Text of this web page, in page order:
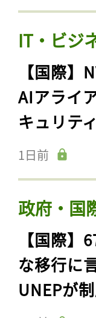
IT・ビジ
【国際
AIアライ
キュリテ
1日前
政府・国
【国際
な移行に
UNEPが